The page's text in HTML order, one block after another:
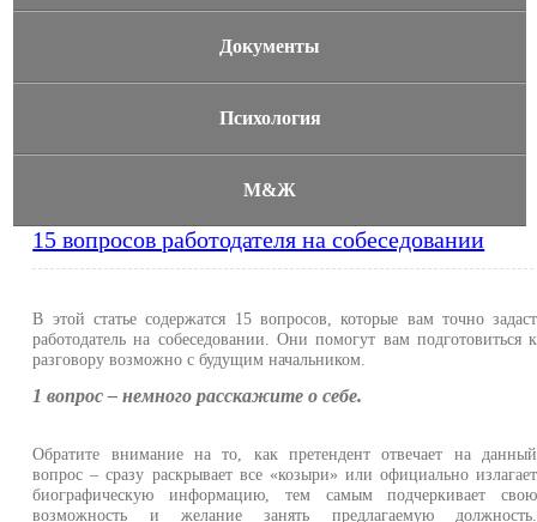
Документы
Психология
М&Ж
15 вопросов работодателя на собеседовании
В этой статье содержатся 15 вопросов, которые вам точно задаст
работодатель на собеседовании. Они помогут вам подготовиться к
разговору возможно с будущим начальником.
1 вопрос – немного расскажите о себе.
Обратите внимание на то, как претендент отвечает на данный
вопрос – сразу раскрывает все «козыри» или официально излагает
биографическую информацию, тем самым подчеркивает свою
возможность и желание занять предлагаемую должность.